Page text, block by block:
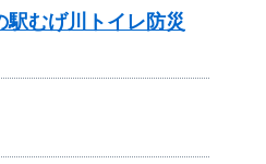
むげ川トイレ防災